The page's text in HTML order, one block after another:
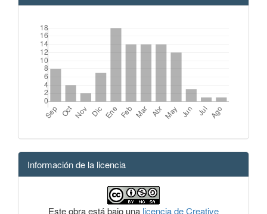
Información de la licencia
Este obra está bajo una licencia de Creative